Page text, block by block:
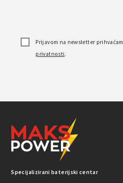
Prijavom na newsletter prihvaćam
privatnosti.
Specijalizirani baterijski centar